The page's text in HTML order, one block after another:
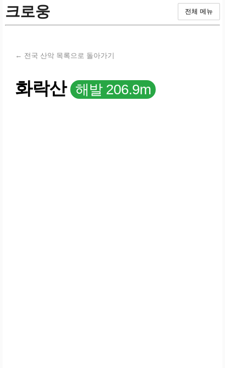
크로웅 전체 메뉴
← 전국 산악 목록으로 돌아가기
화락산 해발 206.9m